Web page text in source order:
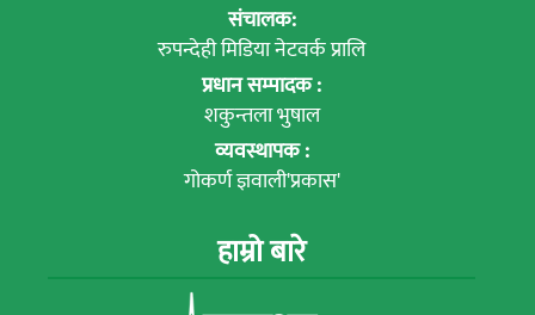
संचालक:
रुपन्देही मिडिया नेटवर्क प्रालि
प्रधान सम्पादक :
शकुन्तला भुषाल
व्यवस्थापक :
गोकर्ण ज्ञवाली'प्रकास'
हाम्रो बारे